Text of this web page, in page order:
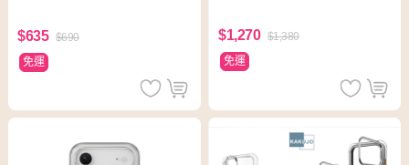
$635 $690
免運
$1,270 $1,380
免運